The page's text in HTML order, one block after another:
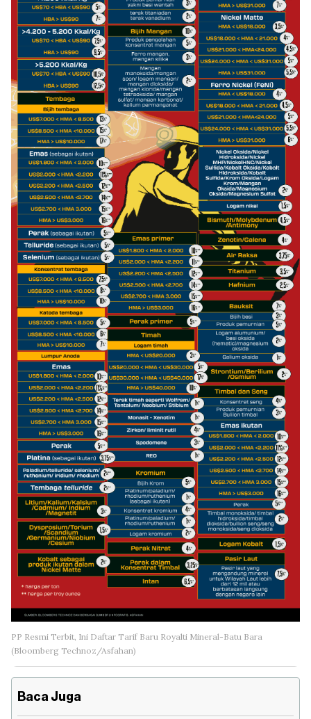
PP Resmi Terbit, Ini Daftar Tarif Baru Royalti Mineral-Batu Bara
(Bloomberg Technoz/Asfahan)
Baca Juga